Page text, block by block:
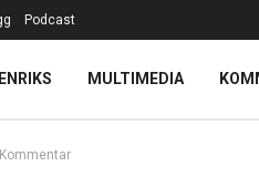
Podcast
MULTIMEDIA
Kommentar